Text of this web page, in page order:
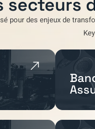
secteurs
pourdes enjeux de